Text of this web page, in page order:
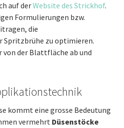
auf derWebsite des Strickhof.
Formulierungen bzw.
die
Spritzbrühe zu optimieren.
der Blattfläche ab und
kommt eine grosse Bedeutung
vermehrt Düsenstöcke